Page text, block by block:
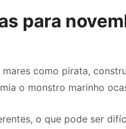
para
como pirata,
o monstro marinho
o que pode ser